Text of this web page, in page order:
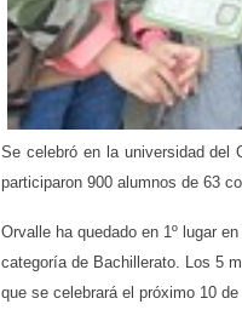
Se celebró en la universidad del
participaron 900 alumnos de 63
Orvalle ha quedado en 1º lugar
categoría de Bachillerato. Los 5
que se celebrará el próximo 10